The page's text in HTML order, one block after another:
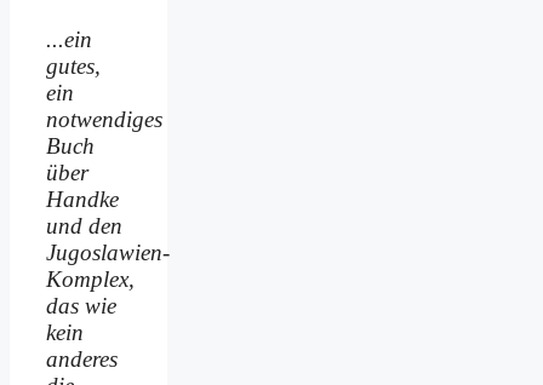
...ein
gutes,
ein
notwendiges
Buch
über
Handke
und den
Jugoslawien-
Komplex,
das wie
kein
anderes